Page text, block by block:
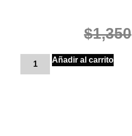
$1,350
Añadir al carrito